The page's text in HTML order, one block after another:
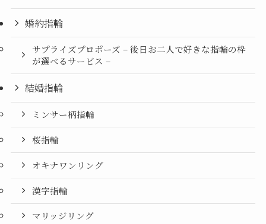
婚約指輪
サプライズプロポーズ – 後日お二人で好きな指輪の枠
が選べるサービス –
結婚指輪
ミンサー柄指輪
桜指輪
オキナワンリング
漢字指輪
マリッジリング